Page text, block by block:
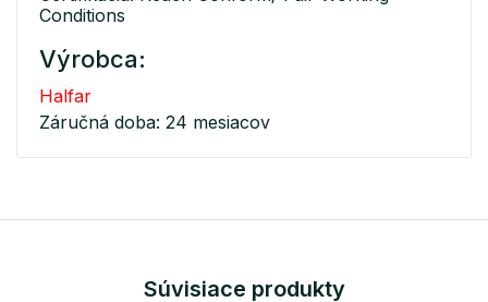
Conditions
Výrobca:
Halfar
Záručná doba: 24 mesiacov
Súvisiace produkty